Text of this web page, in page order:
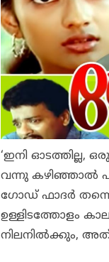
‘ഇനി ഓടത്തില്ല,
വന്നു കഴിഞ്ഞാൽ
ഗോഡ് ഫാദർ
ഉള്ളിടത്തോളം
നിലനിൽക്കും, അത്